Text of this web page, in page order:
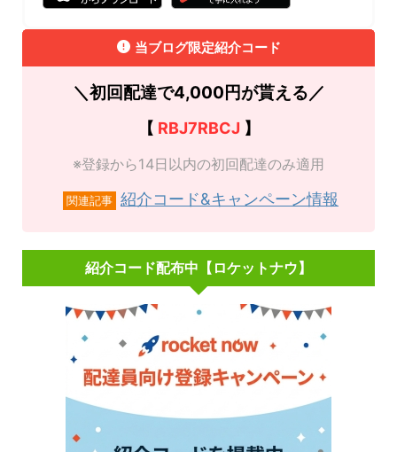
当ブログ限定紹介コード
＼初回配達で4,000円が貰える／
【 RBJ7RBCJ 】
※登録から14日以内の初回配達のみ適用
関連記事 紹介コード&キャンペーン情報
紹介コード配布中【ロケットナウ】